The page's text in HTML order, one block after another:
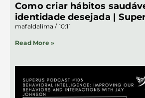
Como criar hábitos
identidade desejada |
mafaldalima 10:11
Read More »